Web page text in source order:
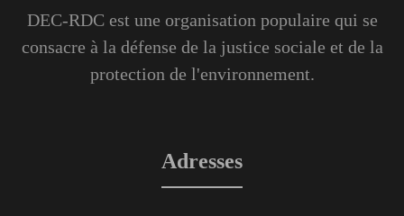
DEC-RDC est une organisation populaire qui se
consacre à la défense de la justice sociale et de la
protection de l'environnement.
Adresses